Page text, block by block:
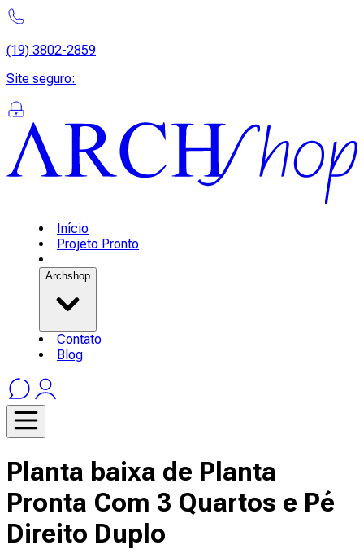
(19) 3802-2859
Site seguro:
Início
Projeto Pronto
Archshop
Contato
Blog
Planta baixa de Planta
Pronta Com 3 Quartos e Pé
Direito Duplo